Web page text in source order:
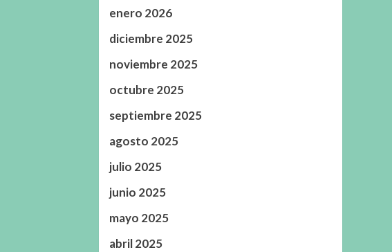
enero 2026
diciembre 2025
noviembre 2025
octubre 2025
septiembre 2025
agosto 2025
julio 2025
junio 2025
mayo 2025
abril 2025